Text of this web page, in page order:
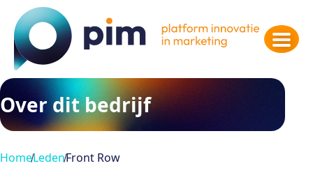
Over dit bedrijf
HomeLedenFront Row